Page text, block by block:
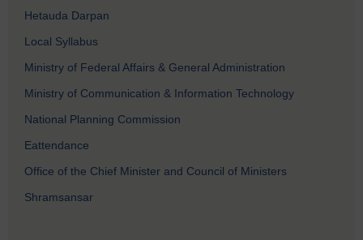
Hetauda Darpan
Local Syllabus
Ministry of Federal Affairs & General Administration
Ministry of Communication & Information Technology
National Planning Commission
Eattendance
Office of the Chief Minister and Council of Ministers
Shramsansar